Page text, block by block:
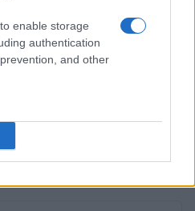
enable storage
authentication
and other
investir em imóveis sem ser